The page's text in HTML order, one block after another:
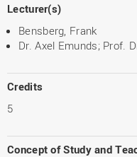
Lecturer(s)
Bensberg, Frank
Dr. Axel Emunds; Prof.
Credits
5
Concept of Study and